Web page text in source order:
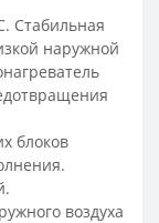
Стабильная
наружной
блоков
воздуха